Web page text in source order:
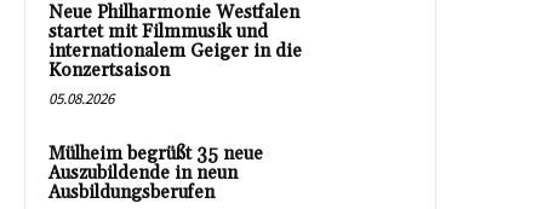
Neue Philharmonie Westfalen
startet mit Filmmusik und
internationalem Geiger in die
Konzertsaison
05.08.2026
Mülheim begrüßt 35 neue
Auszubildende in neun
Ausbildungsberufen